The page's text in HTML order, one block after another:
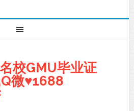
名校GMU毕业证
微♥1688